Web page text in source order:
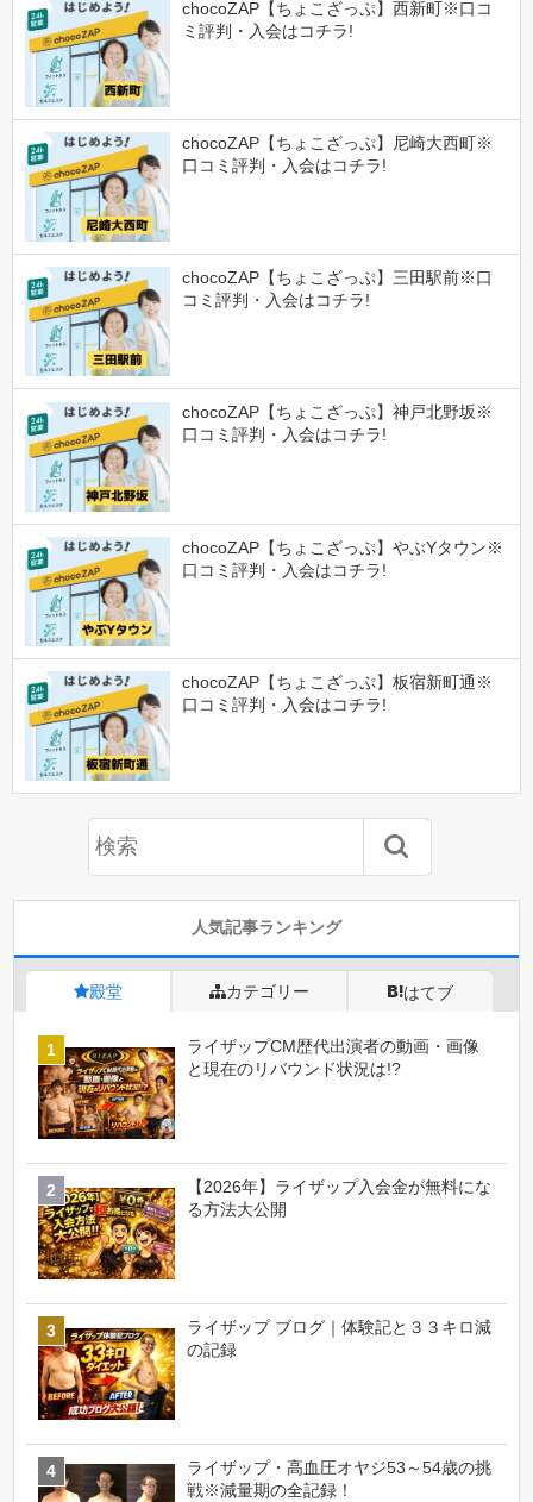
chocoZAP【ちょこざっぷ】西新町※口コ
ミ評判・入会はコチラ!
chocoZAP【ちょこざっぷ】尼崎大西町※
口コミ評判・入会はコチラ!
chocoZAP【ちょこざっぷ】三田駅前※口
コミ評判・入会はコチラ!
chocoZAP【ちょこざっぷ】神戸北野坂※
口コミ評判・入会はコチラ!
chocoZAP【ちょこざっぷ】やぶYタウン※
口コミ評判・入会はコチラ!
chocoZAP【ちょこざっぷ】板宿新町通※
口コミ評判・入会はコチラ!
人気記事ランキング
殿堂 カテゴリー はてブ
ライザップCM歴代出演者の動画・画像
と現在のリバウンド状況は!?
【2026年】ライザップ入会金が無料にな
る方法大公開
ライザップ ブログ｜体験記と３３キロ減
の記録
ライザップ・高血圧オヤジ53～54歳の挑
戦※減量期の全記録！